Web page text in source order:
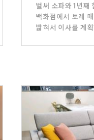
벌써 소파와 1년째
백화점에서 토레